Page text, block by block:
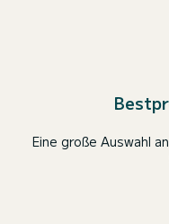
Eine große Auswahl